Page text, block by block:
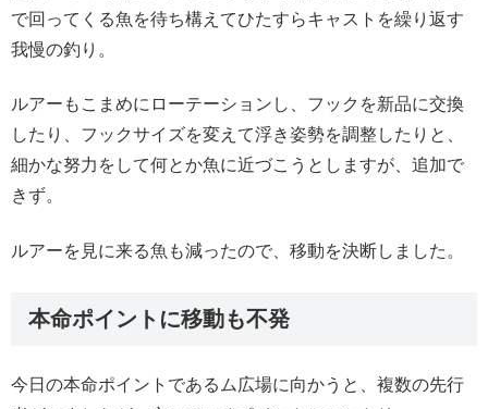
で回ってくる魚を待ち構えてひたすらキャストを繰り返す
我慢の釣り。
ルアーもこまめにローテーションし、フックを新品に交換
したり、フックサイズを変えて浮き姿勢を調整したりと、
細かな努力をして何とか魚に近づこうとしますが、追加で
きず。
ルアーを見に来る魚も減ったので、移動を決断しました。
本命ポイントに移動も不発
今日の本命ポイントであるム広場に向かうと、複数の先行